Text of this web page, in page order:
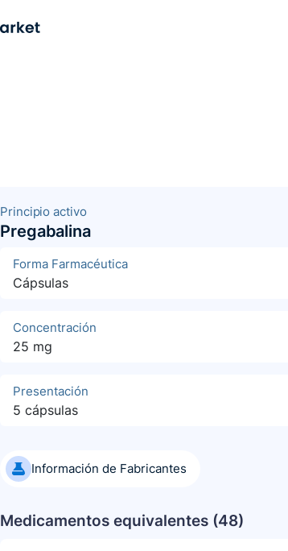
Principio activo
Pregabalina
Forma Farmacéutica
Cápsulas
Concentración
25 mg
Presentación
5 cápsulas
Información de Fabricantes
Medicamentos equivalentes (48)